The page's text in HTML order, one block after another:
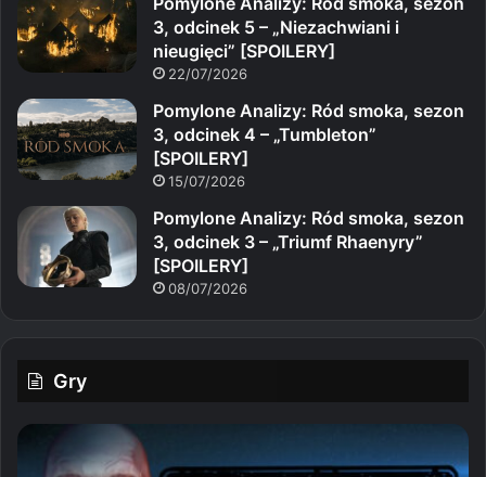
3, odcinek 5 – „Niezachwiani i
nieugięci” [SPOILERY]
22/07/2026
Pomylone Analizy: Ród smoka, sezon
3, odcinek 4 – „Tumbleton”
[SPOILERY]
15/07/2026
Pomylone Analizy: Ród smoka, sezon
3, odcinek 3 – „Triumf Rhaenyry”
[SPOILERY]
08/07/2026
Gry